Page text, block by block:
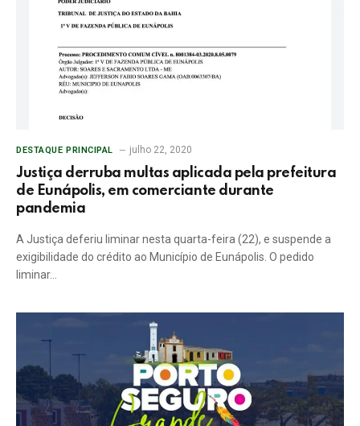
DESTAQUE PRINCIPAL julho 22, 2020
Justiça derruba multas aplicada pela prefeitura
de Eunápolis, em comerciante durante
pandemia
A Justiça deferiu liminar nesta quarta-feira (22), e suspende a
exigibilidade do crédito ao Município de Eunápolis. O pedido
liminar…